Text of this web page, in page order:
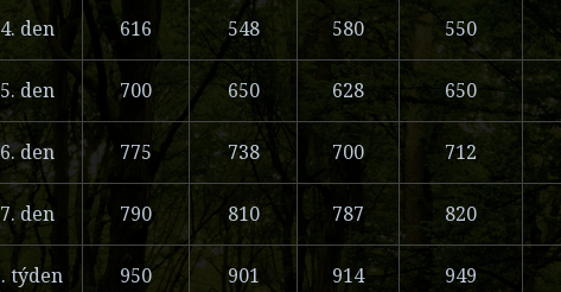
4. den 616 548 580 550
5. den 700 650 628 650
6. den 775 738 700 712
7. den 790 810 787 820
týden 950 901 914 949